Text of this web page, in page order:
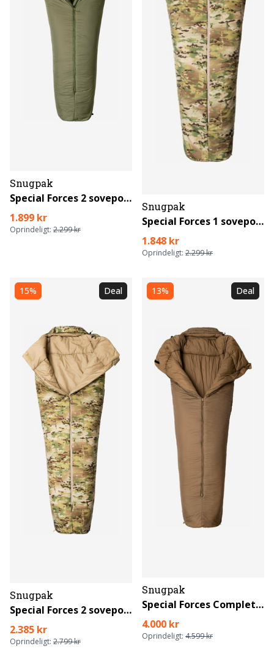
Snugpak
Special Forces 2 sovepose
1.899 kr
Oprindeligt: 2.299 kr
Snugpak
Special Forces 1 sovepose
1.848 kr
Oprindeligt: 2.299 kr
15% Deal
Snugpak
Special Forces 2 sovepose
2.385 kr
Oprindeligt: 2.799 kr
13% Deal
Snugpak
Special Forces Complete System soveposer
4.000 kr
Oprindeligt: 4.599 kr